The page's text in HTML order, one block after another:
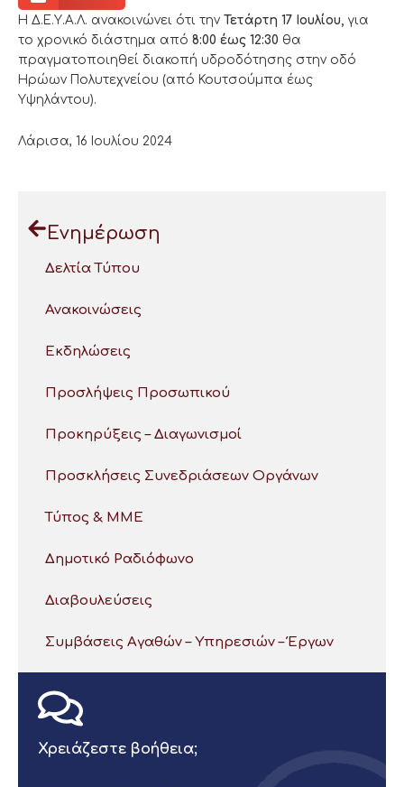
Η Δ.Ε.Υ.Α.Λ. ανακοινώνει ότι την Τετάρτη 17 Ιουλίου για
το χρονικό διάστημα από 8:00 έως 12:30 θα
πραγματοποιηθεί διακοπή υδροδότησης στην οδό
Ηρώων Πολυτεχνείου (από Κουτσούμπα έως
Υψηλάντου).
Λάρισα, 16 Ιουλίου 2024
Ενημέρωση
Δελτία Τύπου
Ανακοινώσεις
Εκδηλώσεις
Προσλήψεις Προσωπικού
Προκηρύξεις – Διαγωνισμοί
Προσκλήσεις Συνεδριάσεων Οργάνων
Τύπος & ΜΜΕ
Δημοτικό Ραδιόφωνο
Διαβουλεύσεις
Συμβάσεις Αγαθών – Υπηρεσιών – Έργων
Χρειάζεστε βοήθεια;